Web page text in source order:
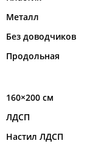
Металл
Без доводчиков
Продольная
160×200 см
ЛДСП
Настил ЛДСП